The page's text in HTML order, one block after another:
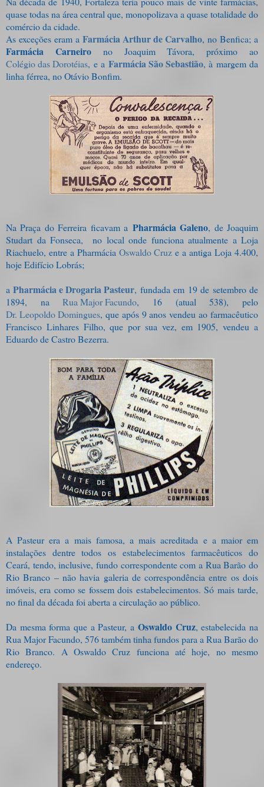
quase todas na área central que, monopolizava a quase totalidade do
comércio da cidade.
As exceções eram a Farmácia Arthur de Carvalho, no Benfica; a
Farmácia Carneirono Joaquim Távora, próximo ao
Colégio das Dorotéias, e a Farmácia São Sebastião, à margem da
linha férrea, no Otávio Bonfim.
Na Praça do Ferreira ficavam a Pharmácia Galeno, de Joaquim
Studart da Fonseca, no local onde funciona atualmente a Loja
Riachuelo, entre a Pharmácia Oswaldo Cruz e a antiga Loja 4.400,
hoje Edifício Lobrás;
aPharmácia e Drogaria Pasteur, fundada em 19 de setembro de
1894, naRua Major Facundo, 16 (atual 538), pelo
Dr. Leopoldo Domingues, que após 9 anos vendeu ao farmacêutico
Francisco Linhares Filho, que por sua vez, em 1905, vendeu a
Eduardo de Castro Bezerra.
A Pasteur era a mais famosa, a mais acreditada e a maior em
instalações dentre todos os estabelecimentos farmacêuticos do
Ceará, tendo, inclusive, fundo correspondente com a Rua Barão do
Rio Branco – não havia galeria de correspondência entre os dois
imóveis, era como se fossem dois estabelecimentos. Só mais tarde,
no final da década foi aberta a circulação ao público.
Da mesma forma que a Pasteur, a Oswaldo Cruz, estabelecida na
Rua Major Facundo, 576 também tinha fundos para a Rua Barão do
Rio Branco. A Oswaldo Cruz funciona até hoje, no mesmo
endereço.